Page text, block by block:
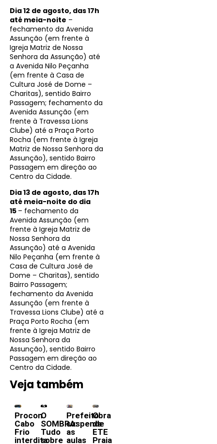
Dia 12 de agosto, das 17h
até meia-noite –
fechamento da Avenida
Assunção (em frente à
Igreja Matriz de Nossa
Senhora da Assunção) até
a Avenida Nilo Peçanha
(em frente à Casa de
Cultura José de Dome –
Charitas), sentido Bairro
Passagem; fechamento da
Avenida Assunção (em
frente à Travessa Lions
Clube) até a Praça Porto
Rocha (em frente à Igreja
Matriz de Nossa Senhora da
Assunção), sentido Bairro
Passagem em direção ao
Centro da Cidade.
Dia 13 de agosto, das 17h
até meia-noite do dia
15 – fechamento da
Avenida Assunção (em
frente à Igreja Matriz de
Nossa Senhora da
Assunção) até a Avenida
Nilo Peçanha (em frente à
Casa de Cultura José de
Dome – Charitas), sentido
Bairro Passagem;
fechamento da Avenida
Assunção (em frente à
Travessa Lions Clube) até a
Praça Porto Rocha (em
frente à Igreja Matriz de
Nossa Senhora da
Assunção), sentido Bairro
Passagem em direção ao
Centro da Cidade.
Veja também
Procon
Cabo
Frio
interdita
O
SOMBRA:
Tudo
sobre
Prefeito
suspende
as
aulas
Obra
da
ETE
Praia